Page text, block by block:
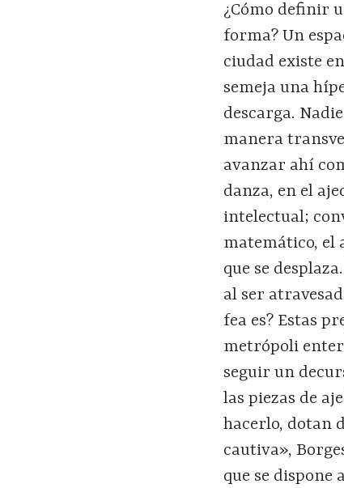
¿Cómo definir
forma? Un
ciudad existe
semeja una
descarga.
manera
avanzar ahí
danza, en el
intelectual;
matemático, el
que se
al ser
fea es? Estas
metrópoli
seguir un
las piezas de
hacerlo, dotan
cautiva»,
que se dispone